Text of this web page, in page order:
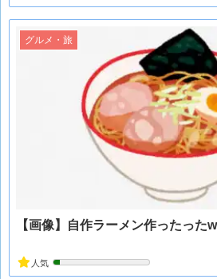
グルメ・旅
【画像】自作ラーメン作ったった
人気